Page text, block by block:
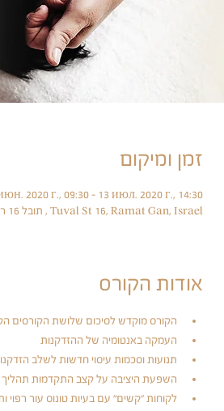
זמן ומיקום
2020 г., 09:30 – 13 июл. 2020 г., 14:30
תובל 16 רמת גן , Tuval St 16, Ramat Gan, Israel
אודות הקורס
הקורס מוקדש לסיכום שלושת הקורסים
העמקה באנטומיה של ההזדקנות
תנועות וסכמות עיסוי חדשות לשלב הזדקנות 3-4 המתמקדים בטונוס עור, אזור הצוואר ומתאר
השפעת היציבה על קצב התקדמות תהליך
לקוחות "קשים" עם בעיות טונוס עור רפוי